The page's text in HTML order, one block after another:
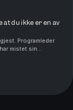
en takk til de
du ikke er en av
Programleder
mistet sin
Poprådet
de har vært på